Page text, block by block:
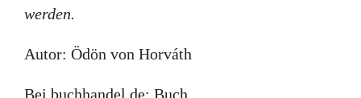
werden.
Autor: Ödön von Horváth
Bei buchhandel.de: Buch